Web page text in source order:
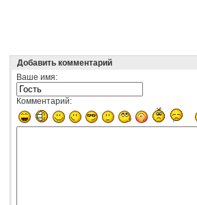
Добавить комментарий
Ваше имя:
Комментарий: